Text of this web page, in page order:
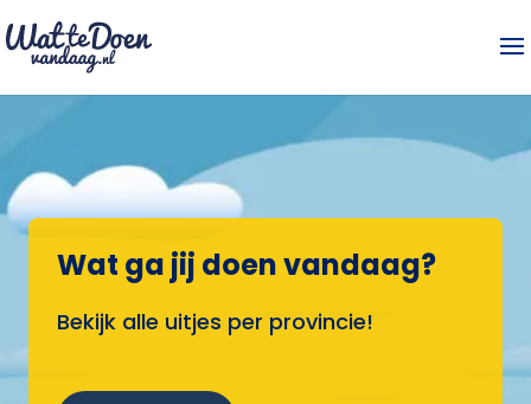
Wat ga jij doen vandaag?
Bekijk alle uitjes per provincie!